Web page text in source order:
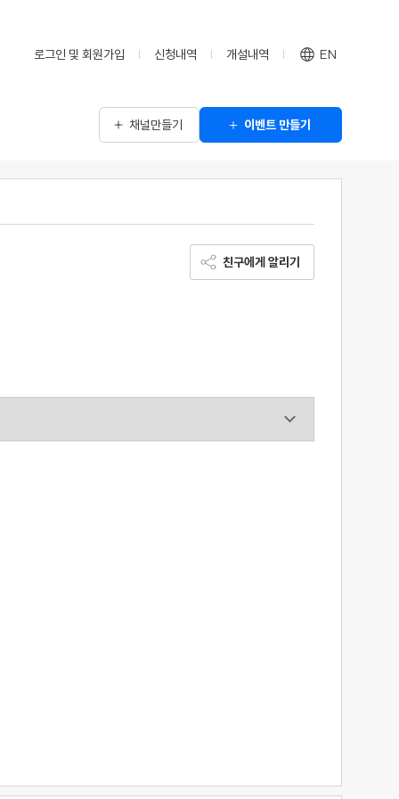
로그인 및 회원가입 신청내역 개설내역 EN
채널만들기 이벤트 만들기
친구에게 알리기